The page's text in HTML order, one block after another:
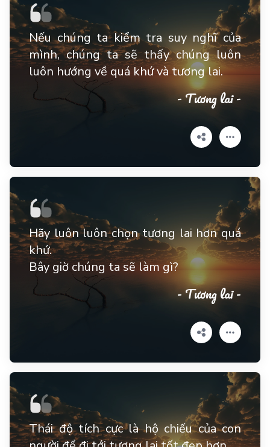
Nếu chúng ta kiểm tra suy nghĩ của
mình, chúng ta sẽ thấy chúng luôn
luôn hướng về quá khứ và tương lai.
- Tương lai -
Hãy luôn luôn chọn tương lai hơn quá
khứ.
Bây giờ chúng ta sẽ làm gì?
- Tương lai -
Thái độ tích cực là hộ chiếu của con